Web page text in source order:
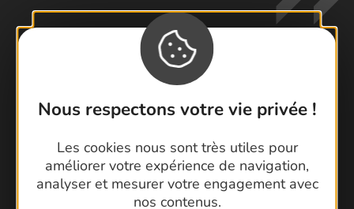
Nous respectons votre vie privée !
Les cookies nous sont très utiles pour
améliorer votre expérience de navigation,
analyser et mesurer votre engagement avec
nos contenus.
Contactez-nous !
Foire aux questions
Brochures
Cartoguides et Topoguides
Latitude Gard